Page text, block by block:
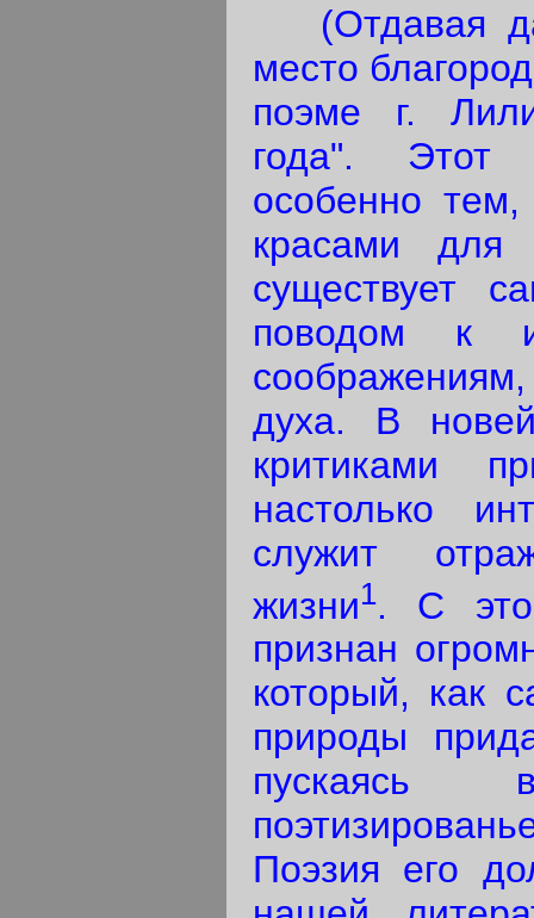
(Отдавая
место
поэме г.
года". Этот
особенно
красами для
существует
поводом к
духа. В
критиками
настолько
служит
жизни1. С
признан
который, как
природы
пускаясь
Поэзия его